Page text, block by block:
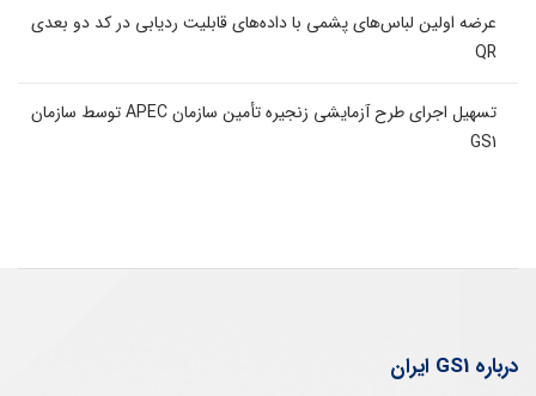
عرضه اولین لباس‌های پشمی با داده‌های قابلیت ردیابی در کد دو بعدی
QR
تسهیل اجرای طرح آزمایشی زنجیره تأمین سازمان APEC توسط سازمان
GS1
درباره GS1 ایران